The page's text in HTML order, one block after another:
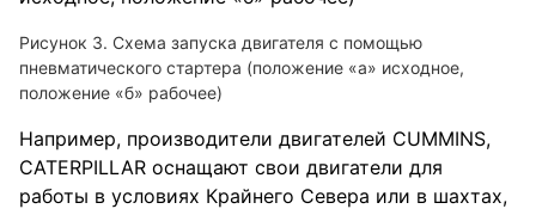
Рисунок 3. Схема запуска двигателя с помощью
пневматического стартера (положение «а» исходное,
положение «б» рабочее)
Например, производители двигателей CUMMINS,
CATERPILLAR оснащают свои двигатели для
работы в условиях Крайнего Севера или в шахтах,